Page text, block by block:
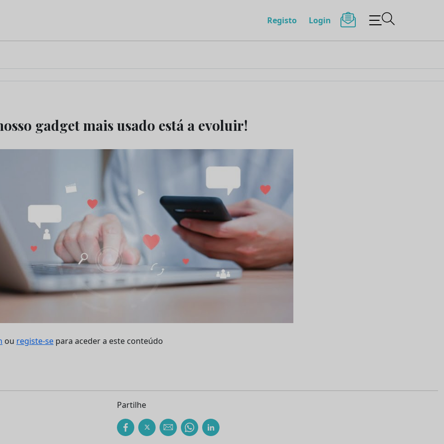
Registo Login
gadget mais usado está a evoluir!
ou registe-se para aceder a este conteúdo
Partilhe